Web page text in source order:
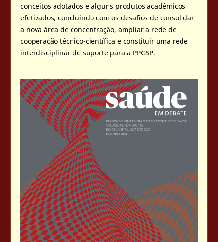
conceitos adotados e alguns produtos acadêmicos
efetivados, concluindo com os desafios de consolidar
a nova área de concentração, ampliar a rede de
cooperação técnico-científica e constituir uma rede
interdisciplinar de suporte para a PPGSP.